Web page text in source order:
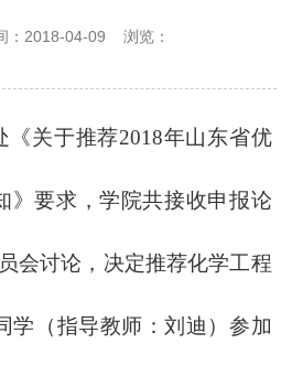
：2018-04-09 浏览：
《关于推荐2018年山东省优
》要求，学院共接收申报论
会讨论，决定推荐化学工程
学（指导教师：刘迪）参加